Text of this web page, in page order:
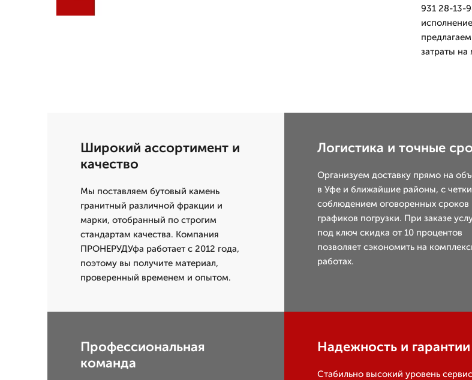
931 28-13-
затраты
Широкий ассортимент и
качество
Мы поставляем бутовый камень
гранитный различной фракции и
марки, отобранный по строгим
стандартам качества. Компания
ПРОНЕРУДУфа работает с 2012 года,
поэтому вы получите материал,
проверенный временем и опытом.
Логистика и точные
Организуем доставку прямо на
в Уфе и ближайшие районы, с
соблюдением оговоренных сроков
графиков погрузки. При заказе
под ключ скидка от 10 процентов
позволяет сэкономить на
работах.
Профессиональная
команда
Надежность и гарантии
Стабильно высокий уровень